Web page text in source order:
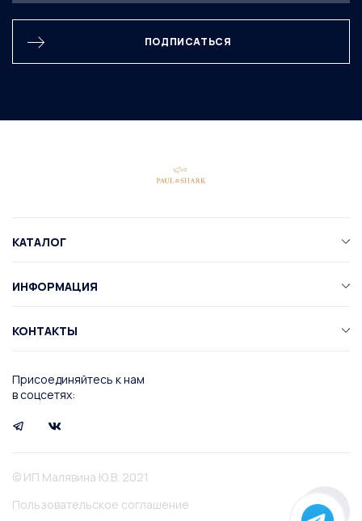
ПОДПИСАТЬСЯ
Присоединяйтесь к нам
в соцсетях:
КАТАЛОГ
ИНФОРМАЦИЯ
КОНТАКТЫ
© ИП Малявина Ю.В. 2021
Пользовательское соглашение